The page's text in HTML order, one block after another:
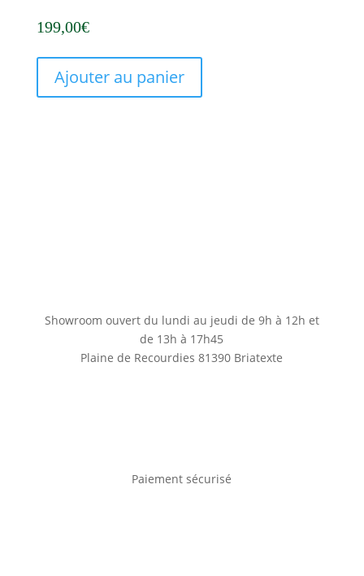
199,00€
Ajouter au panier
Showroom ouvert du lundi au jeudi de 9h à 12h et
de 13h à 17h45
Plaine de Recourdies81390 Briatexte
Paiement sécurisé